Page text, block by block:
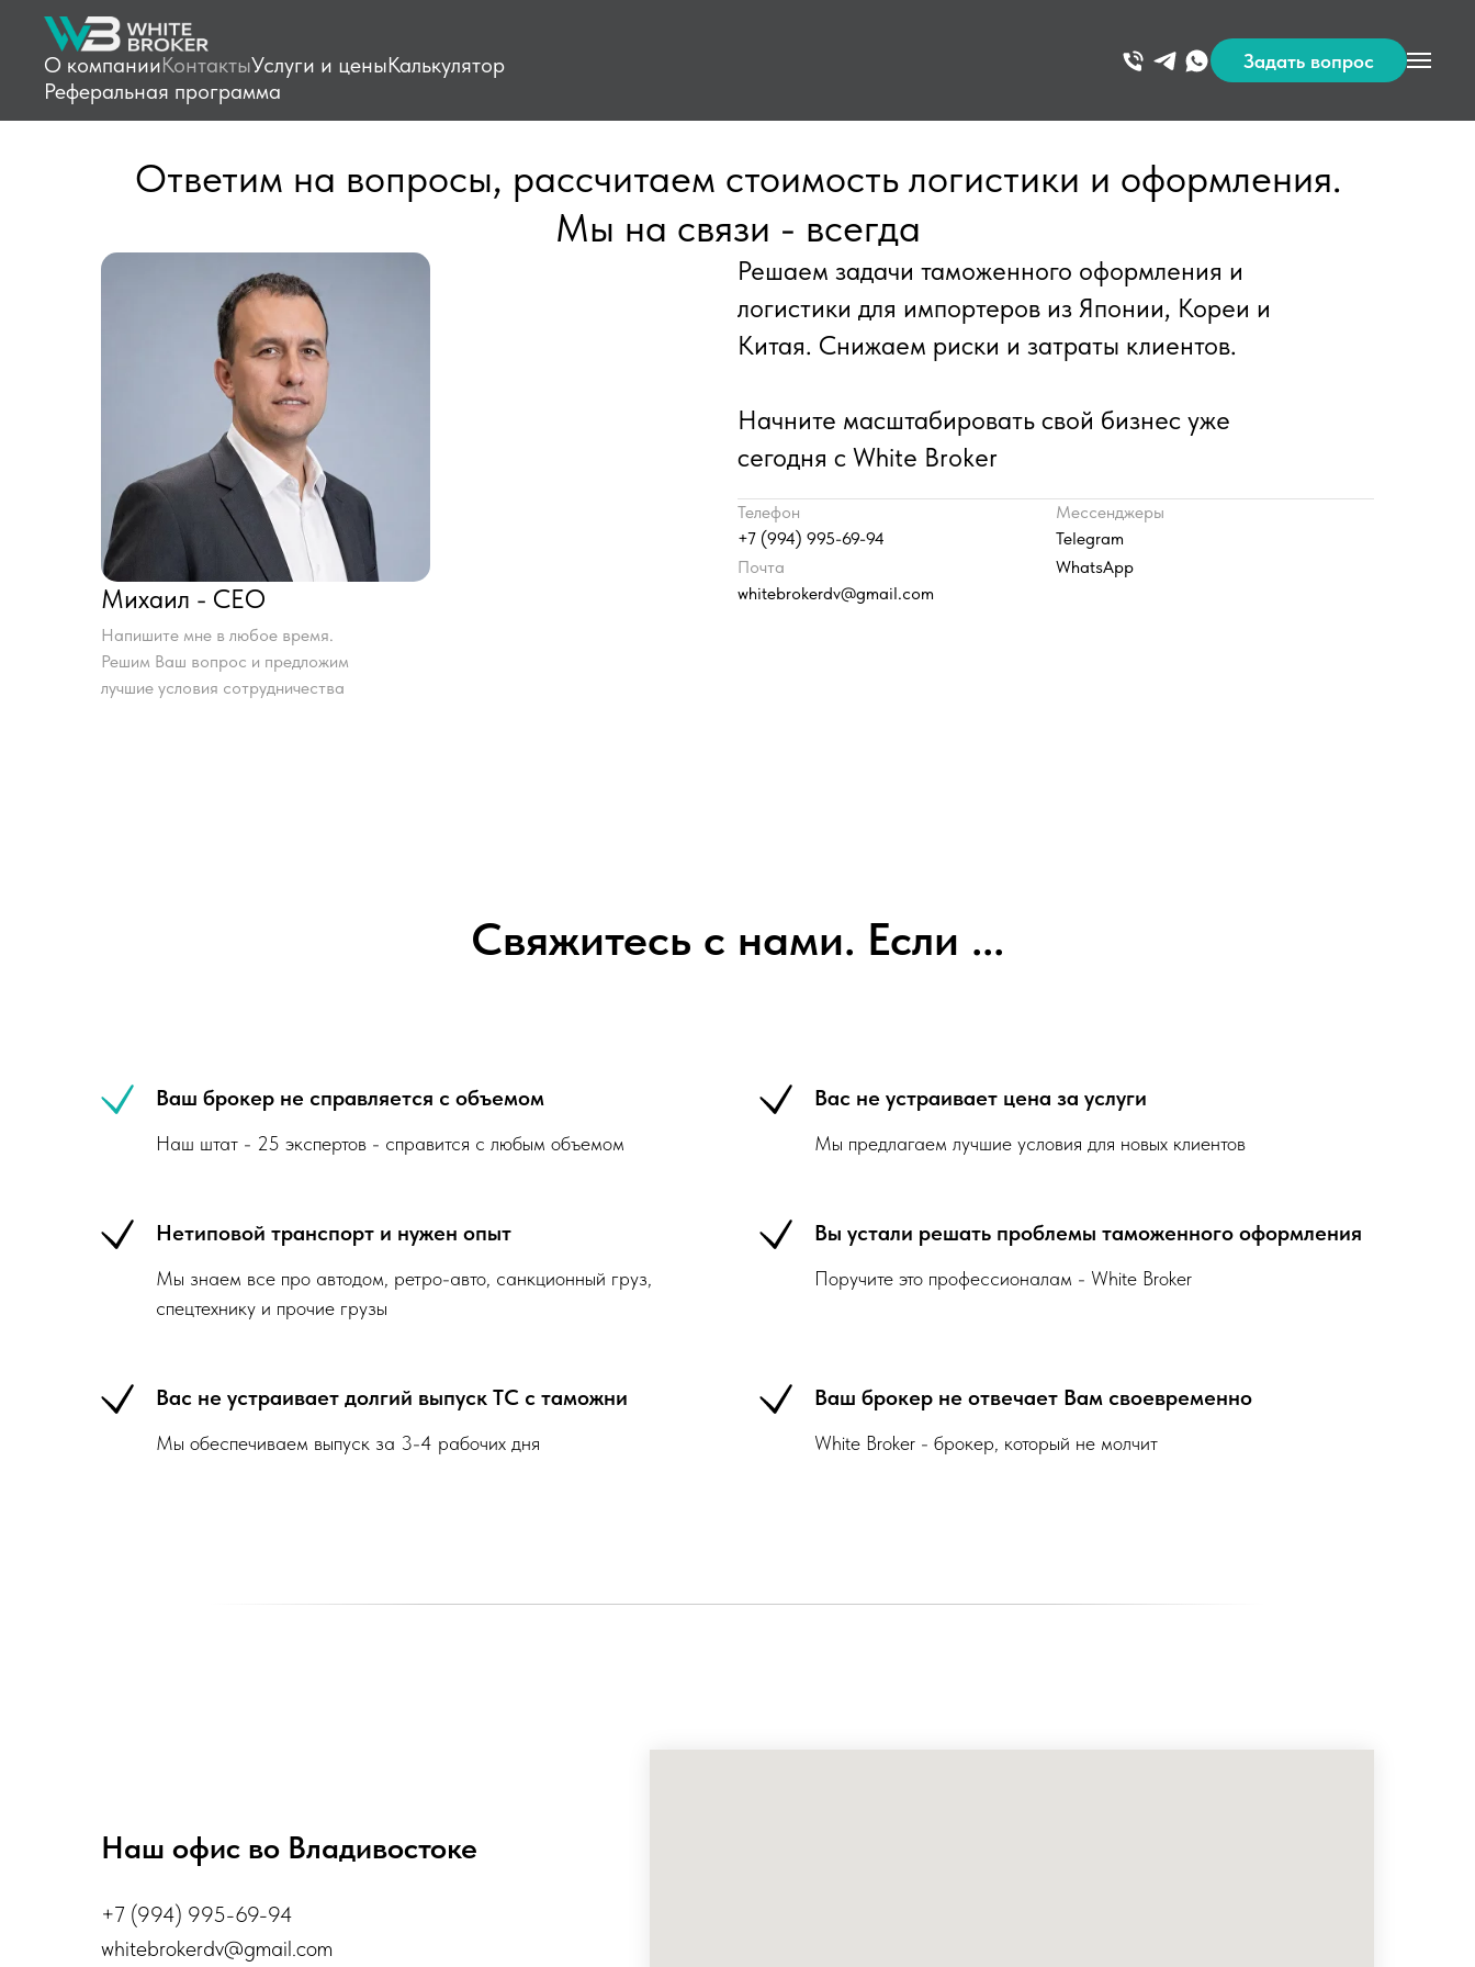
О компанииКонтактыУслуги и ценыКалькулятор
Реферальная программа
Задать вопрос
Ответим на вопросы, рассчитаем стоимость логистики и оформления.
Мы на связи - всегда
Михаил - CEO
Напишите мне в любое время.
Решим Ваш вопрос и предложим
лучшие условия сотрудничества
Решаем задачи таможенного оформления и
логистики для импортеров из Японии, Кореи и
Китая. Снижаем риски и затраты клиентов.
Начните масштабировать свой бизнес уже
сегодня с White Broker
Телефон
+7 (994) 995-69-94
Почта
whitebrokerdv@gmail.com
Мессенджеры
Telegram
WhatsApp
Свяжитесь с нами. Если ...
Ваш брокер не справляется с объемом
Наш штат - 25 экспертов - справится с любым объемом
Вас не устраивает цена за услуги
Мы предлагаем лучшие условия для новых клиентов
Нетиповой транспорт и нужен опыт
Мы знаем все про автодом, ретро-авто, санкционный груз,
спецтехнику и прочие грузы
Вы устали решать проблемы таможенного оформления
Поручите это профессионалам - White Broker
Вас не устраивает долгий выпуск ТС с таможни
Мы обеспечиваем выпуск за 3-4 рабочих дня
Ваш брокер не отвечает Вам своевременно
White Broker - брокер, который не молчит
Наш офис во Владивостоке
+7 (994) 995-69-94
whitebrokerdv@gmail.com